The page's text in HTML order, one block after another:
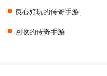
良心好玩的传奇手游
回收的传奇手游